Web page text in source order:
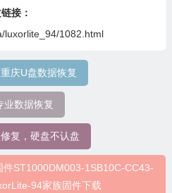
接：
luxorlite_94/1082.html
重庆U盘数据恢复
业数据恢复
复，硬盘不认盘
ST1000DM003-1SB10C-CC43-
94家族固件下载